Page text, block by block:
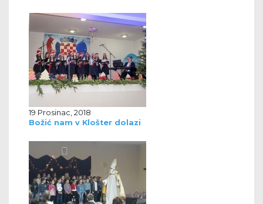
19 Prosinac, 2018
Božić nam v Klošter dolazi